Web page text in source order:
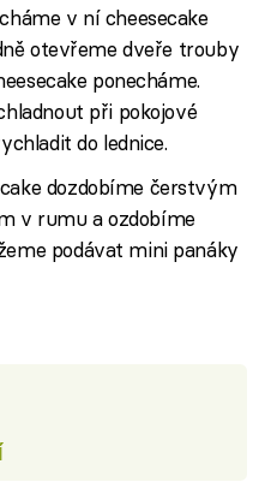
v ní cheesecake
otevřeme dveře trouby
ponecháme.
při pokojové
do lednice.
dozdobíme čerstvým
v rumu a ozdobíme
podávat mini panáky